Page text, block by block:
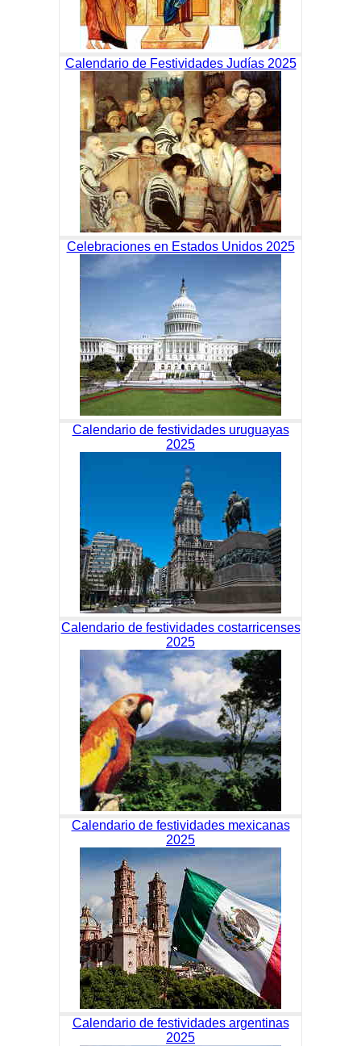
Calendario de Festividades Judías 2025
Celebraciones en Estados Unidos 2025
Calendario de festividades uruguayas
2025
Calendario de festividades costarricenses
2025
Calendario de festividades mexicanas
2025
Calendario de festividades argentinas
2025